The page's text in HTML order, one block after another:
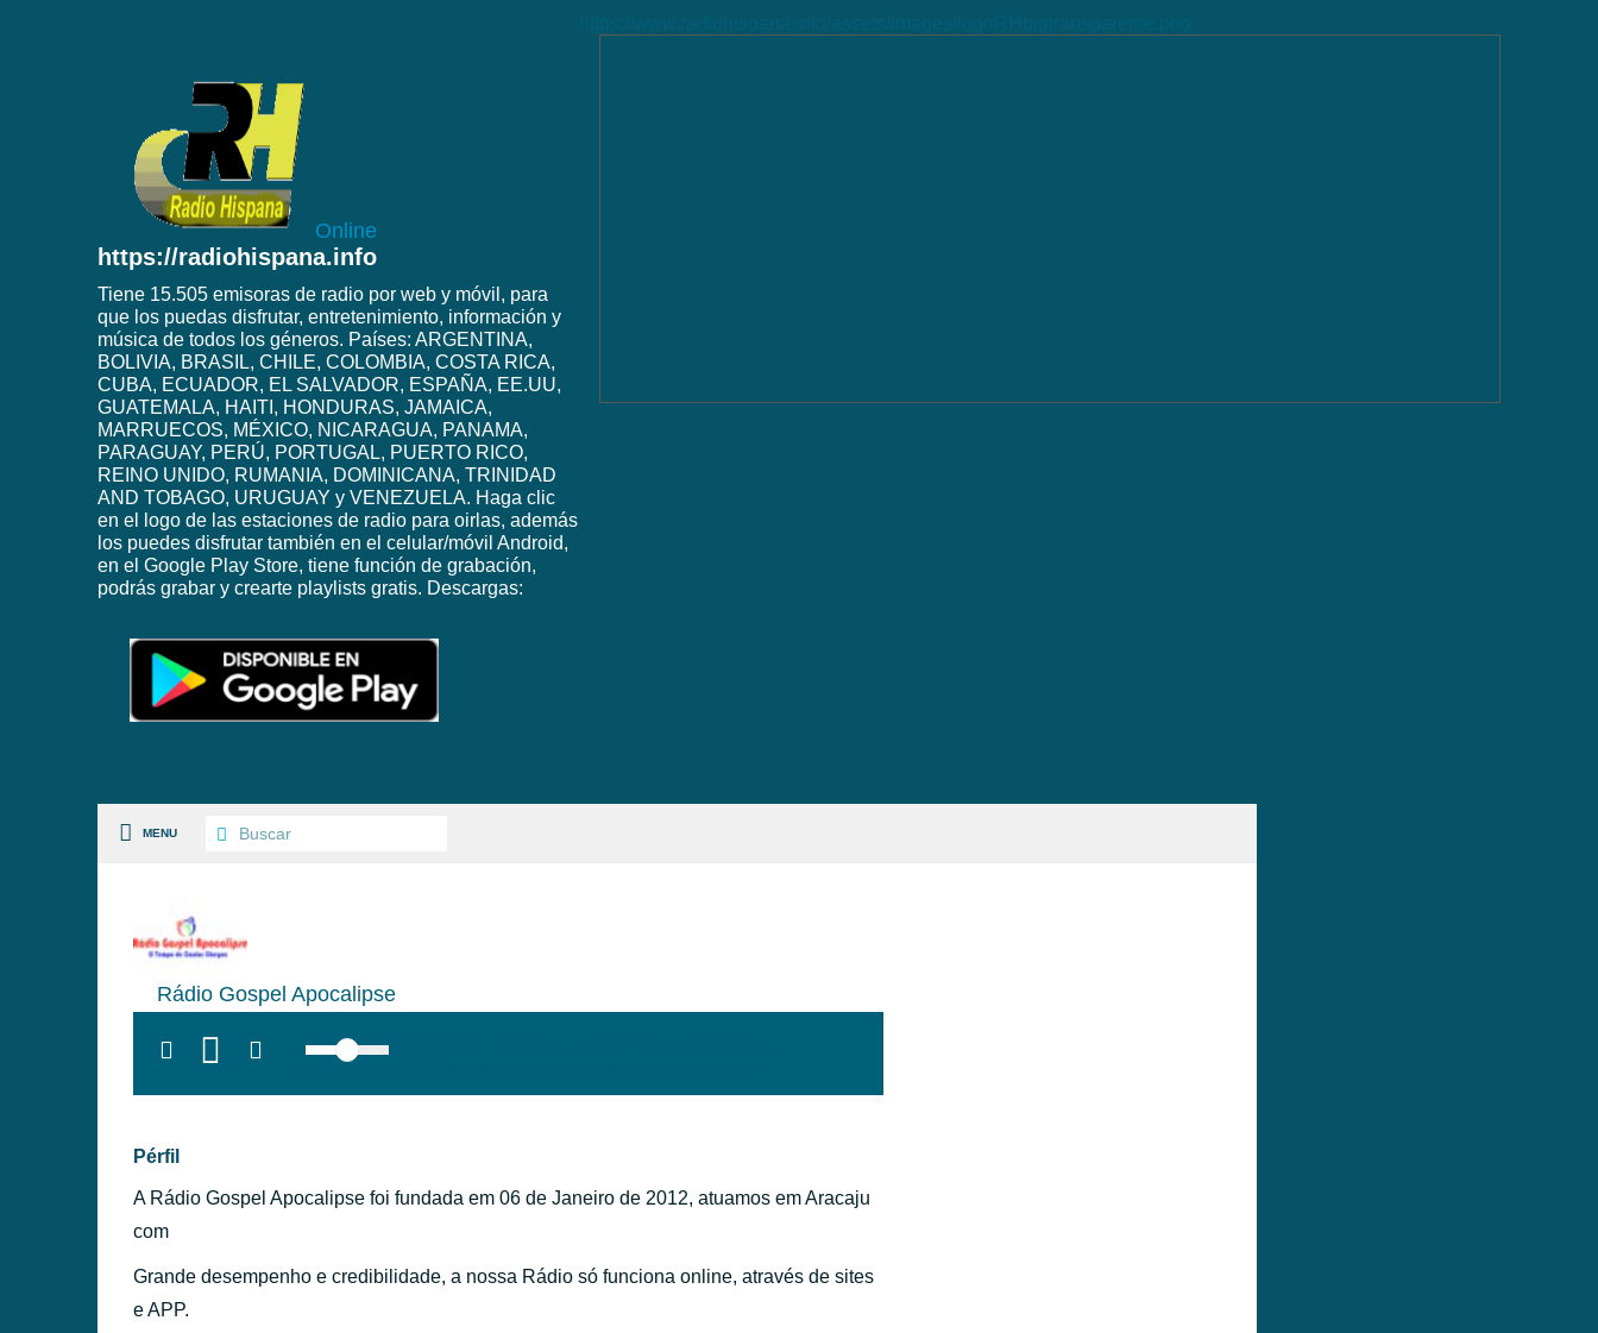
Online
https://radiohispana.info
Tiene 15.505 emisoras de radio por web y móvil, para
que los puedas disfrutar, entretenimiento, información y
música de todos los géneros. Países: ARGENTINA,
BOLIVIA, BRASIL, CHILE, COLOMBIA, COSTA RICA,
CUBA, ECUADOR, EL SALVADOR, ESPAÑA, EE.UU,
GUATEMALA, HAITI, HONDURAS, JAMAICA,
MARRUECOS, MÉXICO, NICARAGUA, PANAMA,
PARAGUAY, PERÚ, PORTUGAL, PUERTO RICO,
REINO UNIDO, RUMANIA, DOMINICANA, TRINIDAD
AND TOBAGO, URUGUAY y VENEZUELA. Haga clic
en el logo de las estaciones de radio para oirlas, además
los puedes disfrutar también en el celular/móvil Android,
en el Google Play Store, tiene función de grabación,
podrás grabar y crearte playlists gratis. Descargas:
MENU
Rádio Gospel Apocalipse
Pérfil
A Rádio Gospel Apocalipse foi fundada em 06 de Janeiro de 2012, atuamos em Aracaju
com
Grande desempenho e credibilidade, a nossa Rádio só funciona online, através de sites
e APP.